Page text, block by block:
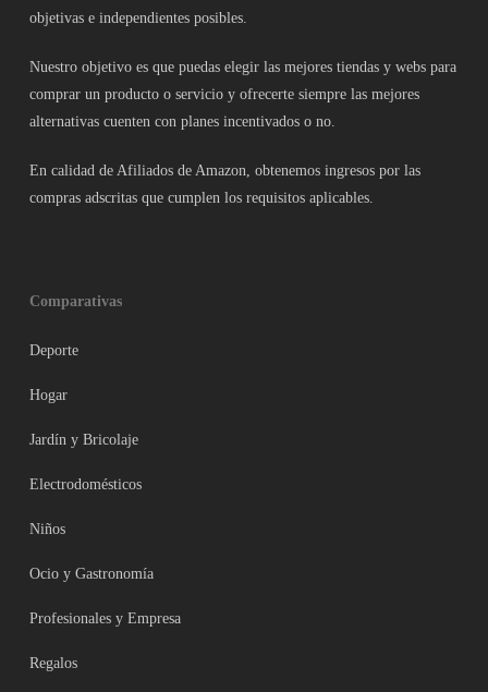
objetivas e independientes posibles.
Nuestro objetivo es que puedas elegir las mejores tiendas y webs para
comprar un producto o servicio y ofrecerte siempre las mejores
alternativas cuenten con planes incentivados o no.
En calidad de Afiliados de Amazon, obtenemos ingresos por las
compras adscritas que cumplen los requisitos aplicables.
Comparativas
Deporte
Hogar
Jardín y Bricolaje
Electrodomésticos
Niños
Ocio y Gastronomía
Profesionales y Empresa
Regalos